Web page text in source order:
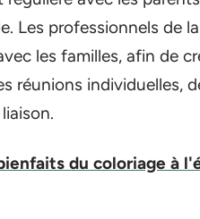
Les professionnels de
les familles, afin de
réunions individuelles,
du coloriage à